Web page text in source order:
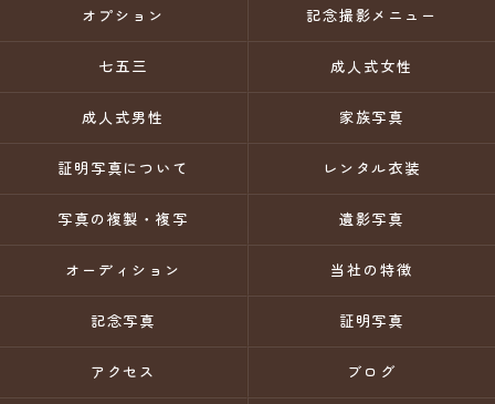
オプション 記念撮影メニュー
七五三 成人式女性
成人式男性 家族写真
証明写真について レンタル衣装
写真の複製・複写 遺影写真
オーディション 当社の特徴
記念写真 証明写真
アクセス ブログ